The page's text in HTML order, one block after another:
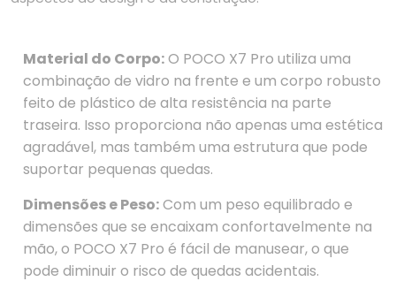
Material do Corpo:O POCO X7 Pro utiliza uma
combinação de vidro na frente e um corpo robusto
feito de plástico de alta resistência na parte
traseira. Isso proporciona não apenas uma estética
agradável, mas também uma estrutura que pode
suportar pequenas quedas.
Dimensões e Peso:Com um peso equilibrado e
dimensões que se encaixam confortavelmente na
mão, o POCO X7 Pro é fácil de manusear, o que
pode diminuir o risco de quedas acidentais.